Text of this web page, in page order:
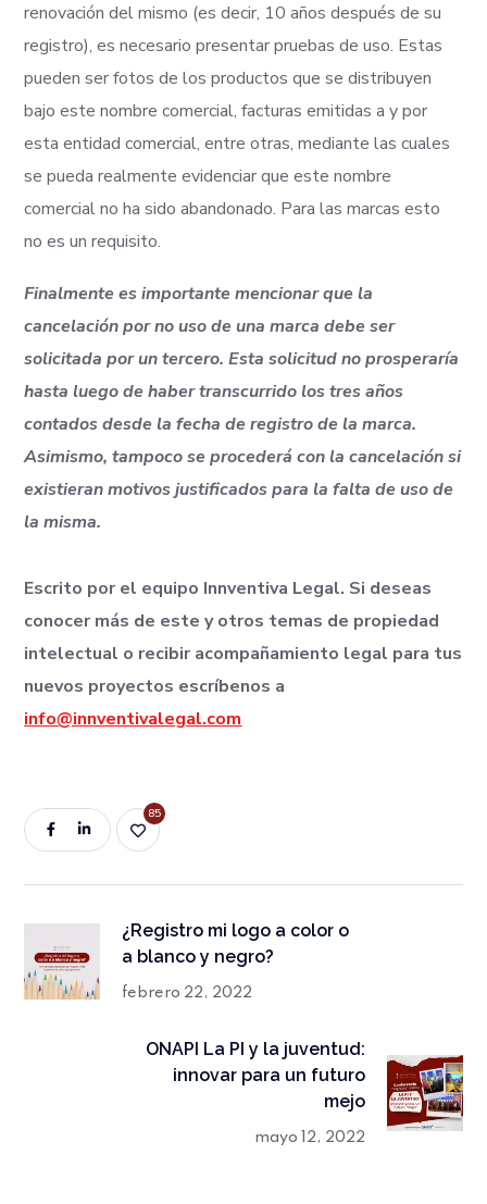
renovación del mismo (es decir, 10 años después de su
registro), es necesario presentar pruebas de uso. Estas
pueden ser fotos de los productos que se distribuyen
bajo este nombre comercial, facturas emitidas a y por
esta entidad comercial, entre otras, mediante las cuales
se pueda realmente evidenciar que este nombre
comercial no ha sido abandonado. Para las marcas esto
no es un requisito.
Finalmente es importante mencionar que la
cancelación por no uso de una marca debe ser
solicitada por un tercero. Esta solicitud no prosperaría
hasta luego de haber transcurrido los tres años
contados desde la fecha de registro de la marca.
Asimismo, tampoco se procederá con la cancelación si
existieran motivos justificados para la falta de uso de
la misma.
Escrito por el equipo Innventiva Legal. Si deseas
conocer más de este y otros temas de propiedad
intelectual o recibir acompañamiento legal para tus
nuevos proyectos escríbenos a
info@innventivalegal.com
85
¿Registro mi logo a color o
a blanco y negro?
febrero 22, 2022
ONAPI La PI y la juventud:
innovar para un futuro
mejo
mayo 12, 2022